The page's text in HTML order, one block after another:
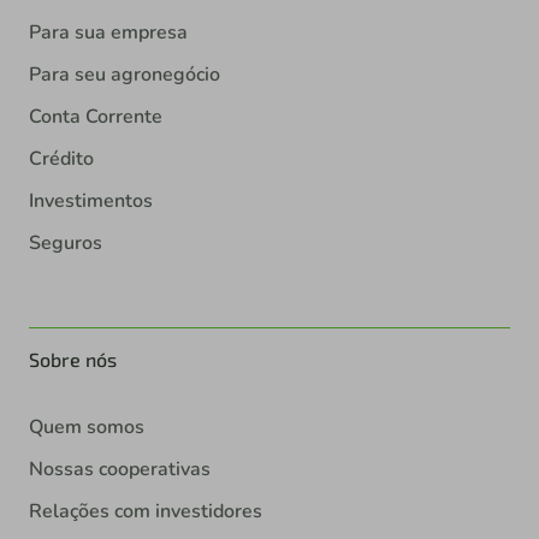
Para sua empresa
Para seu agronegócio
Conta Corrente
Crédito
Investimentos
Seguros
Sobre nós
Quem somos
Nossas cooperativas
Relações com investidores